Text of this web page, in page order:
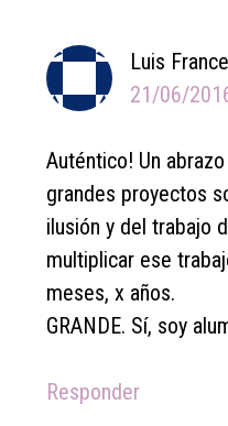
Luis
21/06/
Auténtico! Un
grandes proyectos
ilusión y del trabajo
multiplicar ese
meses, x años.
GRANDE. Sí, soy
Responder